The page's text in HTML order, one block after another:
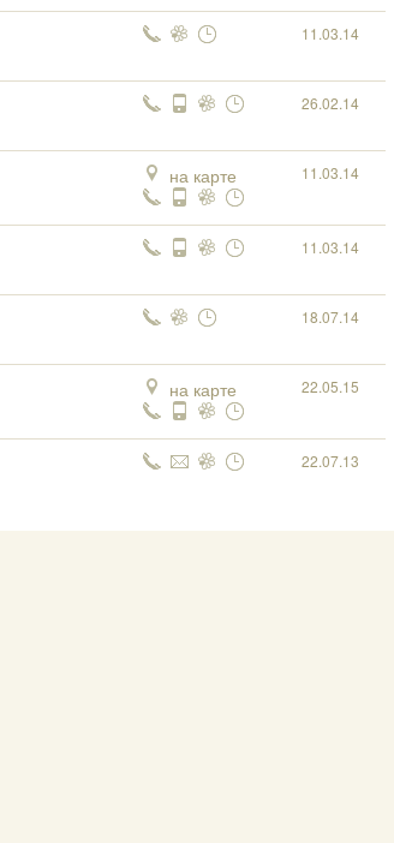
11.03.14
26.02.14
на карте 11.03.14
11.03.14
18.07.14
на карте 22.05.15
22.07.13